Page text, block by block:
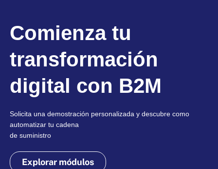
Comienza tu
transformación
digital con B2M
Solicita una demostración personalizada y descubre como
automatizar tu cadena
de suministro
Explorar módulos